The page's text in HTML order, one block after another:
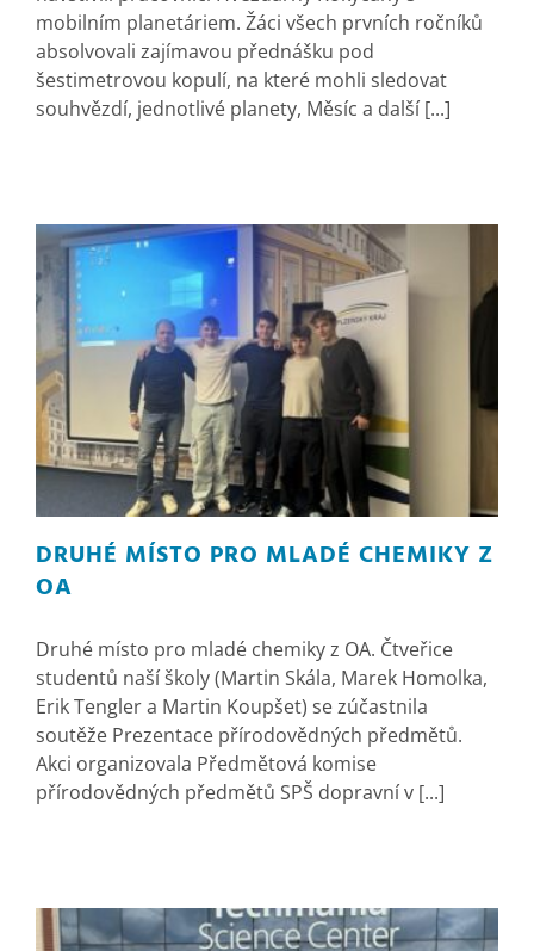
mobilním planetáriem. Žáci všech prvních ročníků
absolvovali zajímavou přednášku pod
šestimetrovou kopulí, na které mohli sledovat
souhvězdí, jednotlivé planety, Měsíc a další [...]
DRUHÉ MÍSTO PRO MLADÉ CHEMIKY Z
OA
Druhé místo pro mladé chemiky z OA. Čtveřice
studentů naší školy (Martin Skála, Marek Homolka,
Erik Tengler a Martin Koupšet) se zúčastnila
soutěže Prezentace přírodovědných předmětů.
Akci organizovala Předmětová komise
přírodovědných předmětů SPŠ dopravní v [...]